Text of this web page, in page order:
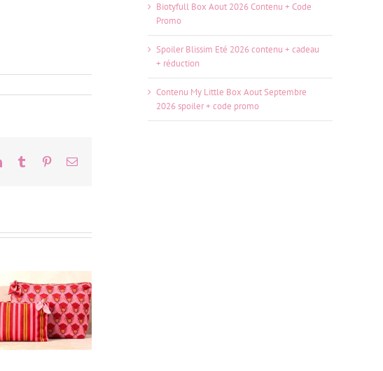
LinkedInTumblrPinterestEmail
La Prescription Lab
x Algologie + Bon
Plan !
Biotyfull Box Aout 2026 Contenu + Code
Promo
Spoiler Blissim Eté 2026 contenu + cadeau
+ réduction
Contenu My Little Box Aout Septembre
2026 spoiler + code promo